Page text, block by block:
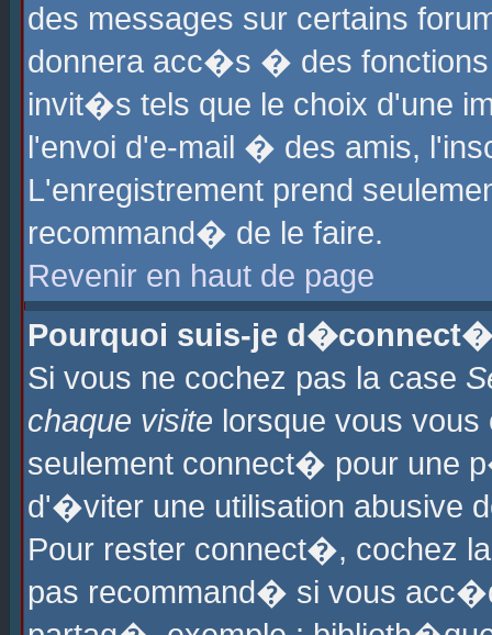
des messages sur certains
donnera acc�s � des fonctions
invit�s tels que le choix d'une
l'envoi d'e-mail � des amis,
L'enregistrement prend
recommand� de le faire.
Revenir en haut de page
Pourquoi suis-je
Si vous ne cochez pas la case
chaque visite lorsque vous
seulement connect� pour une
d'�viter une utilisation abusive
Pour rester connect�, cochez
pas recommand� si vous